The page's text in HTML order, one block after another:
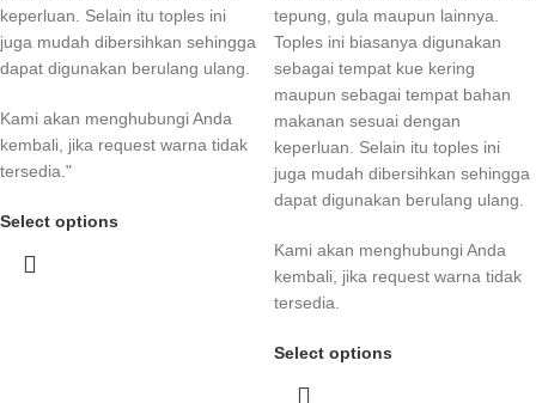
keperluan. Selain itu toples ini
juga mudah dibersihkan sehingga
dapat digunakan berulang ulang.
Kami akan menghubungi Anda
kembali, jika request warna tidak
tersedia."
Select options
tepung, gula maupun lainnya.
Toples ini biasanya digunakan
sebagai tempat kue kering
maupun sebagai tempat bahan
makanan sesuai dengan
keperluan. Selain itu toples ini
juga mudah dibersihkan sehingga
dapat digunakan berulang ulang.
Kami akan menghubungi Anda
kembali, jika request warna tidak
tersedia.
Select options